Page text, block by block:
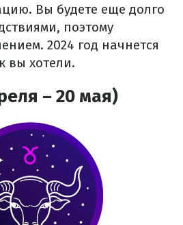
Вы будете еще долго
поэтому
2024 год начнется
вы хотели.
– 20 мая)